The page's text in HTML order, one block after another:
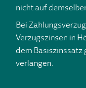
nicht auf
Bei
Verzugszinsen in
dem Basiszinssatz
verlangen.